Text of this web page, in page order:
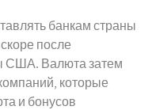
банкам страны
после
США. Валюта затем
которые
и бонусов